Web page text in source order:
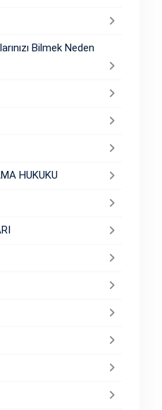
Bilmek Neden
HUKUKU